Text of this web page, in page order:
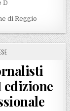
D
di Reggio